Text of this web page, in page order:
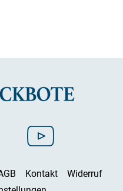
Kontakt
Widerruf